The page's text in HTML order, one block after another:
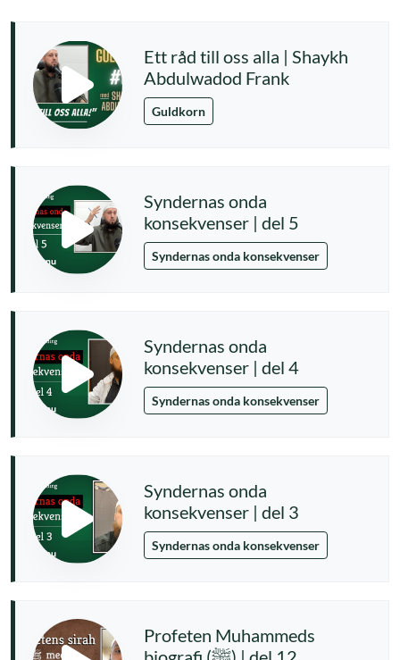
Ett råd till oss alla | Shaykh
Abdulwadod Frank
Guldkorn
Syndernas onda
konsekvenser | del 5
Syndernas onda konsekvenser
Syndernas onda
konsekvenser | del 4
Syndernas onda konsekvenser
Syndernas onda
konsekvenser | del 3
Syndernas onda konsekvenser
Profeten Muhammeds